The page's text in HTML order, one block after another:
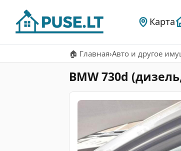
Карта
🏠 Главная›Авто и другое
BMW 730d